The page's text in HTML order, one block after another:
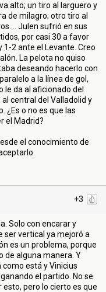
alto; un tiro al larguero y
de milagro; otro tiro al
Julen sufrió en sus
por casi 30 a favor
1-2 ante el Levante. Creo
La pelota no quiso
deseando hacerlo con
a la línea de gol,
le da al aficionado del
al central del Valladolid y
¿Es o no es que las
el Madrid?
el conocimiento de
+3
Solo con encarar y
ser vertical ya mejoró a
es un problema, porque
de alguna manera. Y
está y Vinicius
el partido. No se
pero lo cierto es que